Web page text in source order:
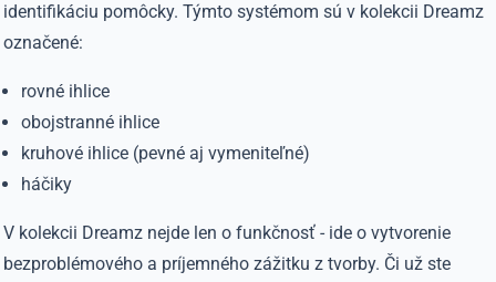
identifikáciu pomôcky. Týmto systémom sú v kolekcii Dreamz
označené:
rovné ihlice
obojstranné ihlice
kruhové ihlice (pevné aj vymeniteľné)
háčiky
V kolekcii Dreamz nejde len o funkčnosť - ide o vytvorenie
bezproblémového a príjemného zážitku z tvorby. Či už ste